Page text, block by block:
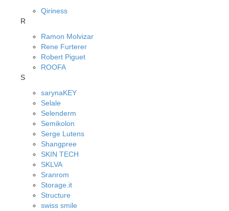
Qiriness
R
Ramon Molvizar
Rene Furterer
Robert Piguet
ROOFA
S
sarynaKEY
Selale
Selenderm
Semikolon
Serge Lutens
Shangpree
SKIN TECH
SKLVA
Sranrom
Storage.it
Structure
swiss smile